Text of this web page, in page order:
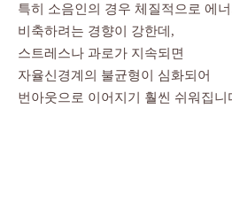
특히 소음인의 경우 체질적으로 에
비축하려는 경향이 강한데,
스트레스나 과로가 지속되면
자율신경계의 불균형이 심화되어
번아웃으로 이어지기 훨씬 쉬워집니